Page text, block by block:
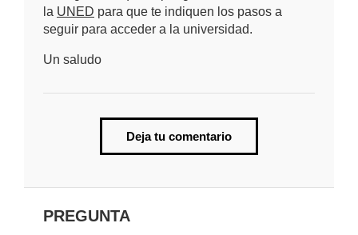
la UNED para que te indiquen los pasos a
seguir para acceder a la universidad.
Un saludo
Deja tu comentario
PREGUNTA